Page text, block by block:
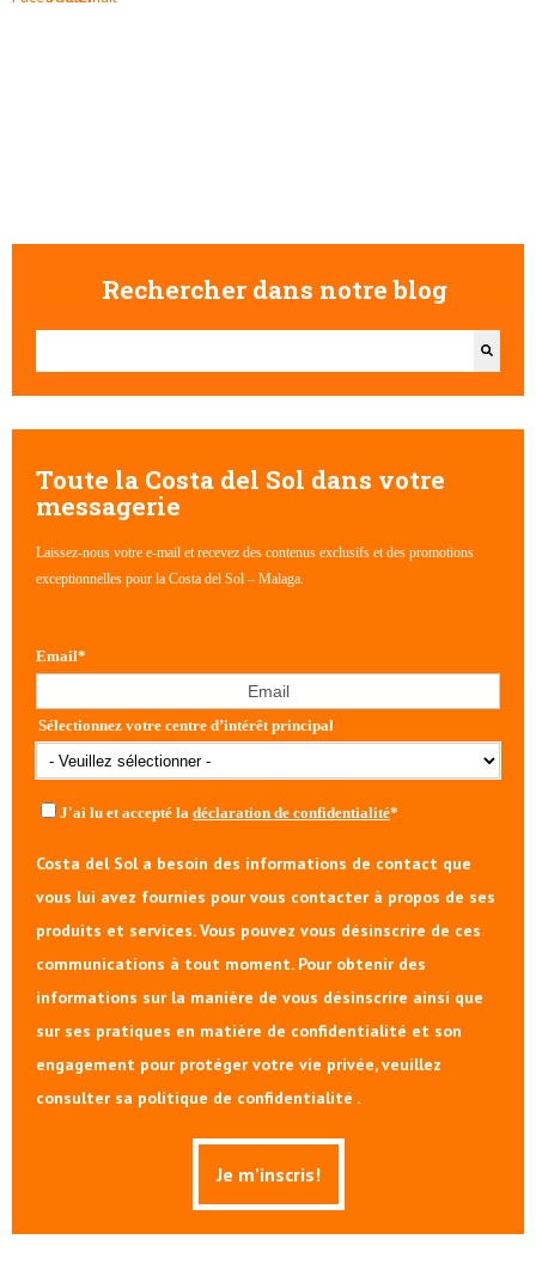
Rechercher dans notre blog
Il s'agit d'un champ de recherche auquel est associée une
Toute la Costa del Sol dans votre
messagerie
Laissez-nous votre e-mail et recevez des contenus exclusifs et des promotions
exceptionnelles pour la Costa del Sol – Malaga.
Email*
Sélectionnez votre centre d’intérêt principal
J'ai lu et accepté la déclaration de confidentialité*
Costa del Sol a besoin des informations de contact que
vous lui avez fournies pour vous contacter à propos de ses
produits et services. Vous pouvez vous désinscrire de ces
communications à tout moment. Pour obtenir des
informations sur la manière de vous désinscrire ainsi que
sur ses pratiques en matière de confidentialité et son
engagement pour protéger votre vie privée, veuillez
consulter sa politique de confidentialité .